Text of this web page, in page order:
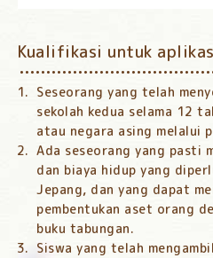
Kualifikasi untuk
Seseorang yang telah
sekolah kedua selama 12
atau negara asing melalui
Ada seseorang yang pasti
dan biaya hidup yang
Jepang, dan yang dapat
pembentukan aset orang
buku tabungan.
Siswa yang telah